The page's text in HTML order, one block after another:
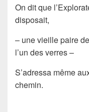
On dit que
disposait,
– une vieille paire
l’un des verres –
S’adressa même
chemin.